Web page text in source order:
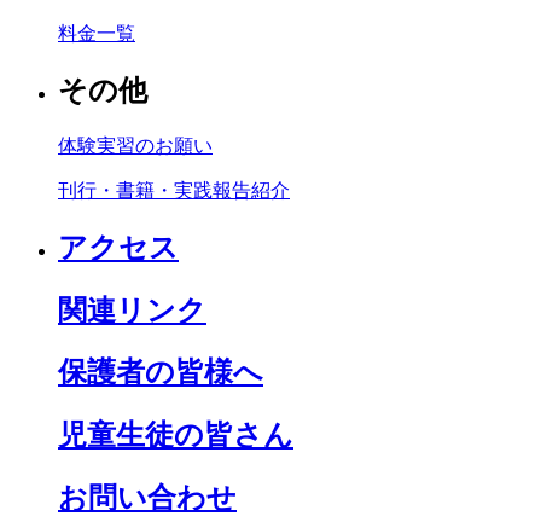
料金一覧
その他
体験実習のお願い
刊行・書籍・実践報告紹介
アクセス
関連リンク
保護者の皆様へ
児童生徒の皆さん
お問い合わせ